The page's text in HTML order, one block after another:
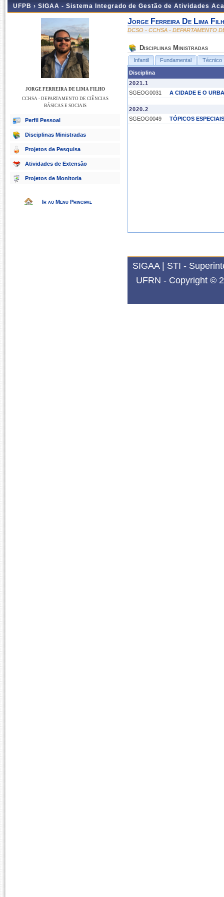
UFPB › SIGAA - Sistema Integrado de Gestão de Atividades
JORGE FERREIRA DE LIMA FILHO
CCHSA - DEPARTAMENTO DE CIÊNCIAS
BÁSICAS E SOCIAIS
Perfil Pessoal
Disciplinas Ministradas
Projetos de Pesquisa
Atividades de Extensão
Projetos de Monitoria
Ir ao Menu Principal
Jorge Ferreira De Lima
DCSO - CCHSA - DEPARTAMENTO
Disciplinas Ministradas
Infantil Fundamental Técnico
Disciplina
2021.1
SGEOG0031
A CIDADE E O
2020.2
SGEOG0049
TÓPICOS ESPECIAIS
SIGAA | STI -
UFRN - Copyright ©